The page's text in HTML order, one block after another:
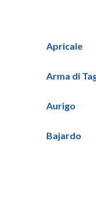
Apricale
Arma di
Aurigo
Bajardo